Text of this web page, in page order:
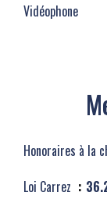
Vidéophone
Honoraires à la
Loi Carrez